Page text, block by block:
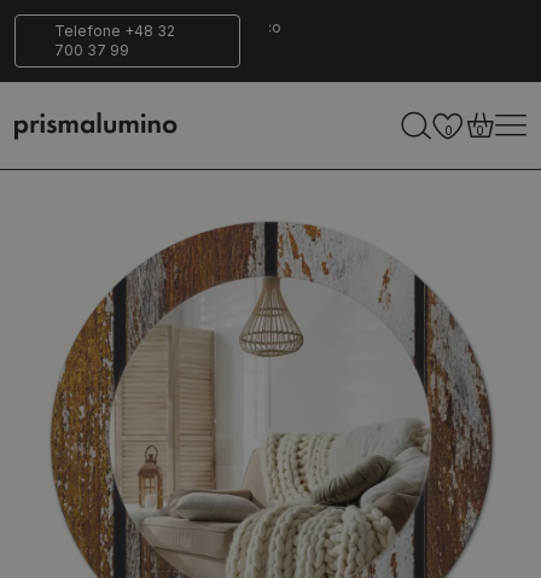
Telefone +48 32
700 37 99
14 dias para
retornar
Entrega
segura
0 0